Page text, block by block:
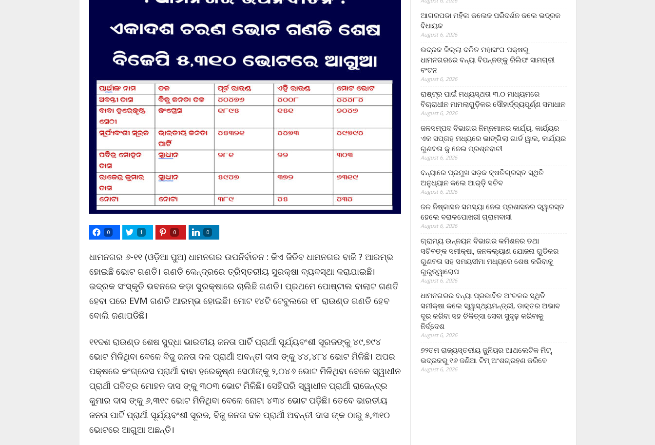
0 1 0 0
ଧାମନଗର ୬-୧୧ (ଓଡ଼ିଆ ପୁଅ) ଧାମନଗର ଉପନିର୍ବାଚନ : କିଏ ଜିତିବ ଧାମନଗର ବାଜି ? ଆରମ୍ଭ
ହୋଇଛି ଭୋଟ ଗଣତି। ଗଣତି କେନ୍ଦ୍ରରେ ତ୍ରିସ୍ତରୀୟ ସୁରକ୍ଷା ବ୍ୟବସ୍ଥା କରାଯାଇଛି।
ଭଦ୍ରକ ସଂସ୍କୃତି ଭବନରେ କଡ଼ା ସୁରକ୍ଷାରେ ଚାଲିଛି ଗଣତି। ପ୍ରଥମେ ପୋଷ୍ଟାଲ ବାଲାଟ ଗଣତି
ହେବା ପରେ EVM ଗଣତି ଆରମ୍ଭ ହୋଇଛି। ମୋଟ ୧୪ଟି ଟେବୁଲରେ ୧୮ ରାଉଣ୍ଡ ଗଣତି ହେବ
ବୋଲି ଜଣାପଡିଛି।
୧୧ଦଶ ରାଉଣ୍ଡ ଶେଷ ସୁଦ୍ଧା ଭାରତୀୟ ଜନତା ପାର୍ଟି ପ୍ରାର୍ଥୀ ସୂର୍ଯ୍ୟବଂଶୀ ସୂରଜଙ୍କୁ ୪୯,୭୯୪
ଭୋଟ ମିଳିଥିବା ବେଳେ ବିଜୁ ଜନତା ଦଳ ପ୍ରାର୍ଥୀ ଅବନ୍ତୀ ଦାସ ଙ୍କୁ ୪୪,୪୮୪ ଭୋଟ ମିଳିଛି। ଅପର
ପକ୍ଷରେ କଂଗ୍ରେସ ପ୍ରାର୍ଥୀ ବାବା ହରେକୃଷ୍ଣ ସେଠୀଙ୍କୁ ୨,୦୪୬ ଭୋଟ ମିଳିଥିବା ବେଳେ ସ୍ୱାଧୀନ
ପ୍ରାର୍ଥୀ ପବିତ୍ର ମୋହନ ଦାସ ଙ୍କୁ ୩୦୩ ଭୋଟ ମିଳିଛି। ସେହିପରି ସ୍ୱାଧୀନ ପ୍ରାର୍ଥୀ ରାଜେନ୍ଦ୍ର
କୁମାର ଦାସ ଙ୍କୁ ୬,୩୧୯ ଭୋଟ ମିଳିଥିବା ବେଳେ ନୋଟା ୪୩୪ ଭୋଟ ପଡ଼ିଛି। ତେବେ ଭାରତୀୟ
ଜନତା ପାର୍ଟି ପ୍ରାର୍ଥୀ ସୂର୍ଯ୍ୟବଂଶୀ ସୂରଜ, ବିଜୁ ଜନତା ଦଳ ପ୍ରାର୍ଥୀ ଅବନ୍ତୀ ଦାସ ଙ୍କ ଠାରୁ ୫,୩୧୦
ଭୋଟରେ ଆଗୁଆ ଅଛନ୍ତି।
ଆଗରପଡା ମହିଳା କଲେଜ ପରିଦର୍ଶନ କଲେ ଭଦ୍ରକ
ବିଧାୟକ
August 6, 2026
ଭଦ୍ରକ ଜିଲ୍ଲା ଦଳିତ ମହାସଂଘ ପକ୍ଷରୁ
ଧାମନଗରରେ ବନ୍ୟା ବିପନ୍ନଙ୍କୁ ରିଲିଫ ସାମଗ୍ରୀ
ବଂଟନ
August 6, 2026
ରାଷ୍ଟ୍ର ପାଇଁ ମଧ୍ୟସ୍ଥତା ୩.୦ ମାଧ୍ୟମରେ
ବିଚାରାଧୀନ ମାମଲାଗୁଡ଼ିକର ସୌହାର୍ଦ୍ଦ୍ୟପୂର୍ଣ୍ଣ ସମାଧାନ
August 6, 2026
ଜଳସମ୍ପଦ ବିଭାଗର ନିମ୍ନମାନର କାର୍ଯ୍ୟ, କାର୍ଯ୍ୟର
ଏକ ସପ୍ତାହ ମଧ୍ୟରେ ଭାଙ୍ଗିଲା ଗାର୍ଡ ୱାଲ, କାର୍ଯ୍ୟର
ଗୁଣବତା କୁ ନେଇ ପ୍ରଶ୍ନବାଚୀ
August 6, 2026
ବନ୍ୟାରେ ପ୍ରମୁଖ ସଡ଼କ କ୍ଷତିଗ୍ରସ୍ତ ସ୍ଥିତି
ଅନୁଧ୍ୟାନ କଲେ ଆର୍‌ଡ଼ି ସଚିବ
August 6, 2026
ଜଳ ନିଷ୍କାସନ ସମସ୍ୟା ନେଇ ପ୍ରଶାସନର ଦ୍ୱାରସ୍ତ
ହେଲେ ବରାଳପୋଖରୀ ଗ୍ରାମବାସୀ
August 6, 2026
ଗ୍ରାମ୍ୟ ଉନ୍ନୟନ ବିଭାଗର କମିଶନର ତଥା
ସଚିବଙ୍କ ସମୀକ୍ଷା, ଜନକଲ୍ୟାଣ ଯୋଜନା ଗୁଡିକର
ଗୁଣବତା ସହ ସମୟସୀମା ମଧ୍ୟରେ ଶେଷ କରିବାକୁ
ଗୁରୁତ୍ୱାରୋପ
August 6, 2026
ଧାମନଗରର ବନ୍ୟା ପ୍ରଭାବିତ ଅଂଚଳର ସ୍ଥିତି
ସମୀକ୍ଷା କଲେ ସ୍ୱାସ୍ଥ୍ୟମନ୍ତ୍ରୀ, ଡାକ୍ତର ଅଭାବ
ଦୂର କରିବା ସହ ଚିକିତ୍ସା ସେବା ସୁଦୃଢ଼ କରିବାକୁ
ନିର୍ଦ୍ଦେଶ
August 6, 2026
୭୨ତମ ରାଜ୍ୟସ୍ତରୀୟ ଜୁନିୟର ଆଥଲେଟିକ ମିଟ୍‌,
ଭଦ୍ରକରୁ ୧୬ ଜଣିଆ ଟିମ୍ ଅଂଶଗ୍ରହଣ କରିବେ
August 6, 2026